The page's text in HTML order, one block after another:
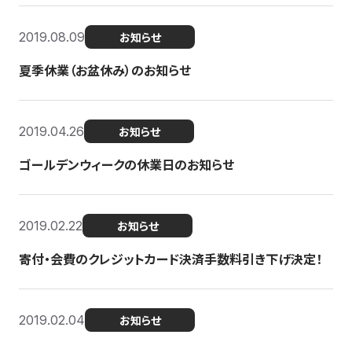
2019.08.09 お知らせ
夏季休業（お盆休み）のお知らせ
2019.04.26 お知らせ
ゴールデンウィークの休業日のお知らせ
2019.02.22 お知らせ
寄付・会費のクレジットカード決済手数料引き下げ決定！
2019.02.04 お知らせ